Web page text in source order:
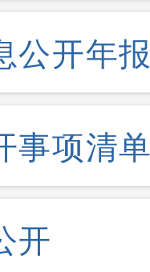
公开年
事项清
开